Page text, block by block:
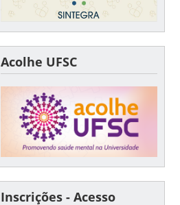
Acolhe UFSC
Inscrições - Acesso